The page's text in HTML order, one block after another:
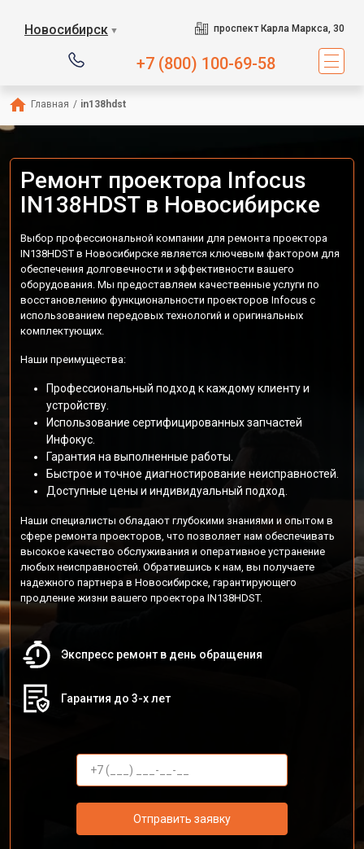
Новосибирск ▼ проспект Карла Маркса, 30
+7 (800) 100-69-58
Главная / in138hdst
Ремонт проектора Infocus
IN138HDST в Новосибирске
Выбор профессиональной компании для ремонта проектора
IN138HDST в Новосибирске является ключевым фактором для
обеспечения долговечности и эффективности вашего
оборудования. Мы предоставляем качественные услуги по
восстановлению функциональности проекторов Infocus с
использованием передовых технологий и оригинальных
комплектующих.
Наши преимущества:
Профессиональный подход к каждому клиенту и
устройству.
Использование сертифицированных запчастей
Инфокус.
Гарантия на выполненные работы.
Быстрое и точное диагностирование неисправностей.
Доступные цены и индивидуальный подход.
Наши специалисты обладают глубокими знаниями и опытом в
сфере ремонта проекторов, что позволяет нам обеспечивать
высокое качество обслуживания и оперативное устранение
любых неисправностей. Обратившись к нам, вы получаете
надежного партнера в Новосибирске, гарантирующего
продление жизни вашего проектора IN138HDST.
Экспресс ремонт в день обращения
Гарантия до 3-х лет
Отправить заявку